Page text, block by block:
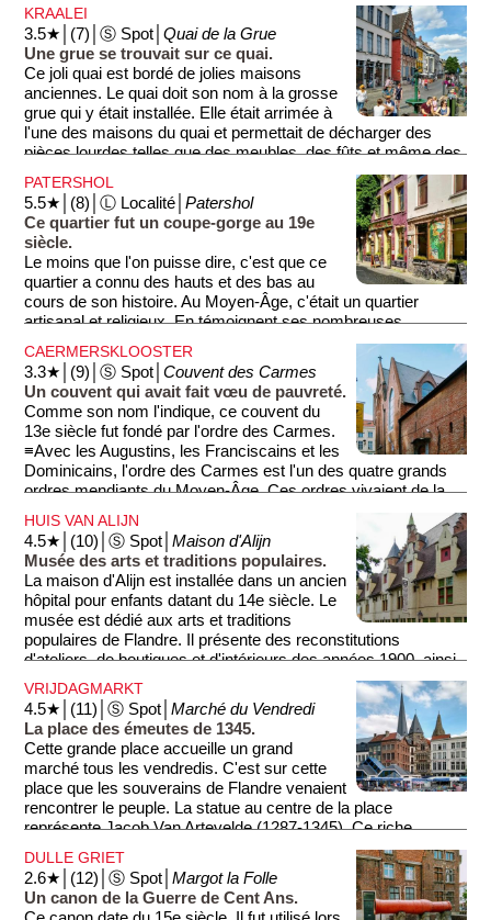
KRAALEI
3.5★│(7)│Ⓢ Spot│Quai de la Grue
Une grue se trouvait sur ce quai.
Ce joli quai est bordé de jolies maisons
anciennes. Le quai doit son nom à la grosse
grue qui y était installée. Elle était arrimée à
l'une des maisons du quai et permettait de décharger des
pièces lourdes telles que des meubles, des fûts et même des
PATERSHOL
5.5★│(8)│Ⓛ Localité│Patershol
Ce quartier fut un coupe-gorge au 19e
siècle.
Le moins que l'on puisse dire, c'est que ce
quartier a connu des hauts et des bas au
cours de son histoire. Au Moyen-Âge, c'était un quartier
artisanal et religieux. En témoignent ses nombreuses
anciennes maisons d'artisans et ses deux couvents. Au 17e
siècle, le Patershol devint un quartier chic mais il commença
à dépérir au 19e siècle et devint un véritable coupe-gorge.
Rassurez-vous, aujourd'hui, le quartier est accueillant. C'est
un quartier résidentiel animé par quelques tavernes
sympathiques et authentiques.
CAERMERSKLOOSTER
3.3★│(9)│Ⓢ Spot│Couvent des Carmes
Un couvent qui avait fait vœu de pauvreté.
Comme son nom l'indique, ce couvent du
13e siècle fut fondé par l'ordre des Carmes.
≡Avec les Augustins, les Franciscains et les
Dominicains, l'ordre des Carmes est l'un des quatre grands
ordres mendiants du Moyen-Âge. Ces ordres vivaient de la
charité et avaient fait vœu de pauvreté: ils ne possédaient
aucun bien. Aujourd'hui, le couvent des Carmes est
sécularisé (≡public).
HUIS VAN ALIJN
4.5★│(10)│Ⓢ Spot│Maison d'Alijn
Musée des arts et traditions populaires.
La maison d'Alijn est installée dans un ancien
hôpital pour enfants datant du 14e siècle. Le
musée est dédié aux arts et traditions
populaires de Flandre. Il présente des reconstitutions
d'ateliers, de boutiques et d'intérieurs des années 1900, ainsi
qu'un ravissant théâtre de marionnettes. Le musée dispose
également d'un agréable jardin intérieur qui invite à la détente
et à la rêverie.
VRIJDAGMARKT
4.5★│(11)│Ⓢ Spot│Marché du Vendredi
La place des émeutes de 1345.
Cette grande place accueille un grand
marché tous les vendredis. C'est sur cette
place que les souverains de Flandre venaient
rencontrer le peuple. La statue au centre de la place
représente Jacob Van Artevelde (1287-1345). Ce riche
tisserand dirigea un temps la ville de Gand mais préféra
l'autorité du Roi d'Angleterre à celle du roi de France.
Désavoué par ses concitoyens qui préféraient le roi de
France, il fut assassiné sur cette place lors d'émeutes entre
DULLE GRIET
2.6★│(12)│Ⓢ Spot│Margot la Folle
Un canon de la Guerre de Cent Ans.